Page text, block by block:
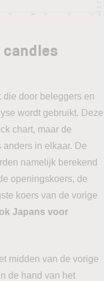
candles
die door beleggers en
wordt gebruikt. Deze
chart, maar de
in elkaar. De
namelijk berekend
openingskoers, de
koers van de vorige
Japans voor
midden van de vorige
de hand van het